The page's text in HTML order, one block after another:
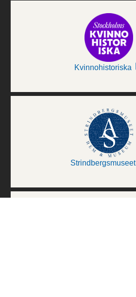
Kvinnohistoriska
Strindbergsmuseet